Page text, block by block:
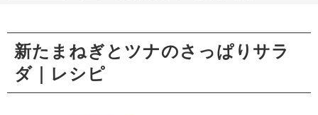
新たまねぎとツナのさっぱりサラ
ダ｜レシピ